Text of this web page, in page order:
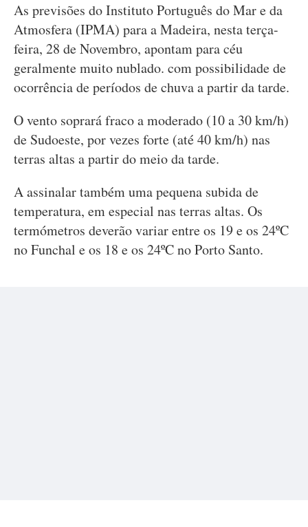
As previsões do Instituto Português do Mar e da
Atmosfera (IPMA) para a Madeira, nesta terça-
feira, 28 de Novembro, apontam para céu
geralmente muito nublado. com possibilidade de
ocorrência de períodos de chuva a partir da tarde.
O vento soprará fraco a moderado (10 a 30 km/h)
de Sudoeste, por vezes forte (até 40 km/h) nas
terras altas a partir do meio da tarde.
A assinalar também uma pequena subida de
temperatura, em especial nas terras altas. Os
termómetros deverão variar entre os 19 e os 24ºC
no Funchal e os 18 e os 24ºC no Porto Santo.